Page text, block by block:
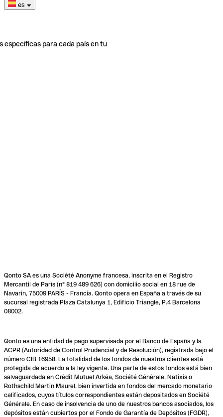
es
específicas para cada país en tu
Qonto SA es una Société Anonyme francesa, inscrita en el Registro
Mercantil de París (n° 819 489 626) con domicilio social en 18 rue de
Navarin, 75009 PARÍS - Francia. Qonto opera en España a través de su
sucursal registrada Plaza Catalunya 1, Edificio Triangle, P.4 Barcelona
08002.
Qonto es una entidad de pago supervisada por el Banco de España y la
ACPR (Autoridad de Control Prudencial y de Resolución), registrada bajo el
número CIB 16958. La totalidad de los fondos de nuestros clientes está
protegida de acuerdo a la ley vigente. Una parte de estos fondos está bien
salvaguardada en Crédit Mutuel Arkéa, Société Générale, Natixis o
Rothschild Martin Maurel, bien invertida en fondos del mercado monetario
calificados, cuyos títulos correspondientes están depositados en Société
Générale. En caso de insolvencia de uno de nuestros bancos asociados, los
depósitos están cubiertos por el Fondo de Garantía de Depósitos (FGDR),